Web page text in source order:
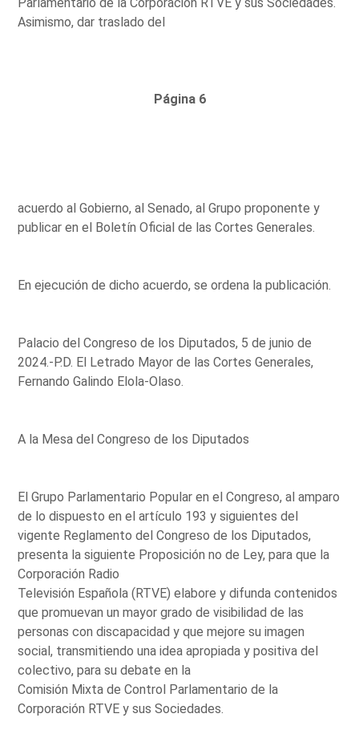
Asimismo, dar traslado del
Página 6
acuerdo al Gobierno, al Senado, al Grupo proponente y
publicar en el Boletín Oficial de las Cortes Generales.
En ejecución de dicho acuerdo, se ordena la publicación.
Palacio del Congreso de los Diputados, 5 de junio de
2024.-P.D. El Letrado Mayor de las Cortes Generales,
Fernando Galindo Elola-Olaso.
A la Mesa del Congreso de los Diputados
El Grupo Parlamentario Popular en el Congreso, al amparo
de lo dispuesto en el artículo 193 y siguientes del
vigente Reglamento del Congreso de los Diputados,
presenta la siguiente Proposición no de Ley, para que la
Corporación Radio
Televisión Española (RTVE) elabore y difunda contenidos
que promuevan un mayor grado de visibilidad de las
personas con discapacidad y que mejore su imagen
social, transmitiendo una idea apropiada y positiva del
colectivo, para su debate en la
Comisión Mixta de Control Parlamentario de la
Corporación RTVE y sus Sociedades.